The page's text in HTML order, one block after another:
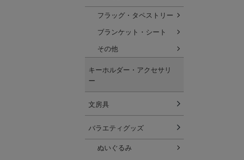
フラッグ・タペストリー
ブランケット・シート
その他
キーホルダー・アクセサリ
ー
文房具
バラエティグッズ
ぬいぐるみ